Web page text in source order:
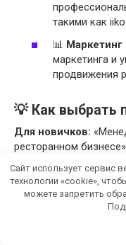
такими как
📊
маркетинга и
продвижения
💡 Как выбрать
Для новичков:
ресторанном
инструменты для
ресторанный бизнес.
ресторанных
Сайт использует сервис
технологии «cookie»,
можете запретить